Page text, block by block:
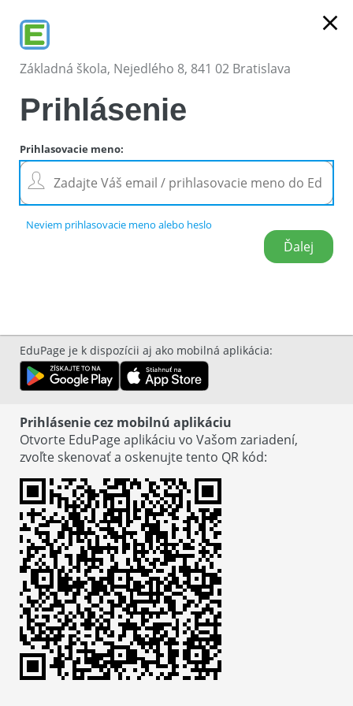
Základná škola, Nejedlého 8, 841 02 Bratislava
close
Prihlásenie
Prihlasovacie meno:
Neviem prihlasovacie meno alebo heslo
EduPage je k dispozícii aj ako mobilná aplikácia:
Prihlásenie cez mobilnú aplikáciu
Otvorte EduPage aplikáciu vo Vašom zariadení,
zvoľte skenovať a oskenujte tento QR kód: